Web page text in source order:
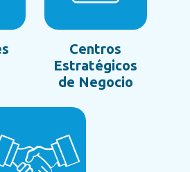
Centros
Estratégicos
de Negocio